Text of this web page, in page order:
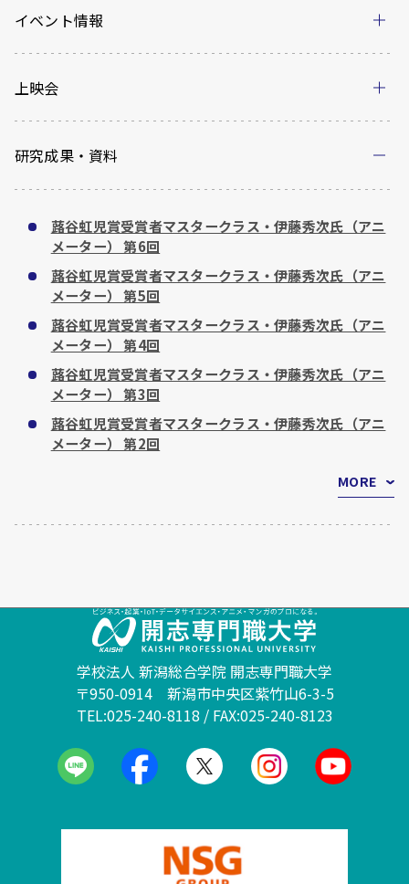
イベント情報
上映会
研究成果・資料
蕗谷虹児賞受賞者マスタークラス・伊藤秀次氏（アニ
メーター） 第6回
蕗谷虹児賞受賞者マスタークラス・伊藤秀次氏（アニ
メーター） 第5回
蕗谷虹児賞受賞者マスタークラス・伊藤秀次氏（アニ
メーター） 第4回
蕗谷虹児賞受賞者マスタークラス・伊藤秀次氏（アニ
メーター） 第3回
蕗谷虹児賞受賞者マスタークラス・伊藤秀次氏（アニ
メーター） 第2回
MORE
学校法人 新潟総合学院 開志専門職大学
〒950-0914 新潟市中央区紫竹山6-3-5
TEL:025-240-8118 / FAX:025-240-8123